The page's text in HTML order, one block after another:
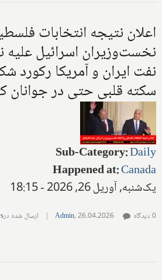
اعلان نتیجه انتخابات
نخست‌وزیران اسرائیل علیه
نفت ایران و آمریکا رکورد
سکته قلبی حتی در
Sub-Category:Daily
Happened at:Canada
یک‌شنبه, آوریل 26, 2026 - 18:15
Admin,26.04.2026
| ارسال شده در 0 دیدگاه